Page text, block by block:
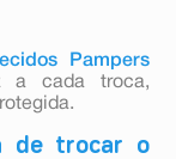
Pampers
a cada troca,
de trocar o